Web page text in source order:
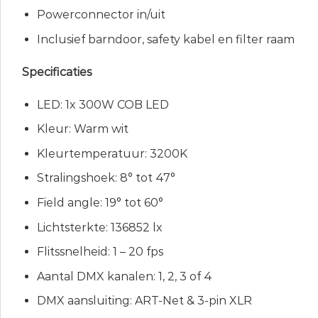
Powerconnector in/uit
Inclusief barndoor, safety kabel en filter raam
Specificaties
LED: 1x 300W COB LED
Kleur: Warm wit
Kleurtemperatuur: 3200K
Stralingshoek: 8° tot 47°
Field angle: 19° tot 60°
Lichtsterkte: 136852 lx
Flitssnelheid: 1 – 20 fps
Aantal DMX kanalen: 1, 2, 3 of 4
DMX aansluiting: ART-Net & 3-pin XLR